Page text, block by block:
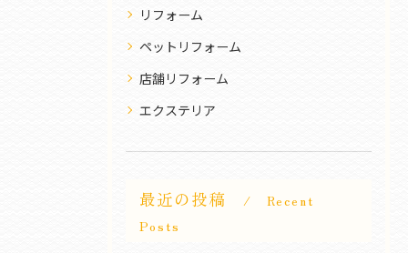
リフォーム
ペットリフォーム
店舗リフォーム
エクステリア
最近の投稿
Recent
Posts